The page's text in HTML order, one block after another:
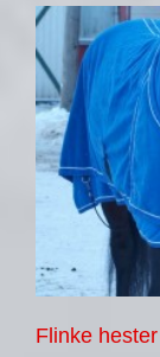
Flinke